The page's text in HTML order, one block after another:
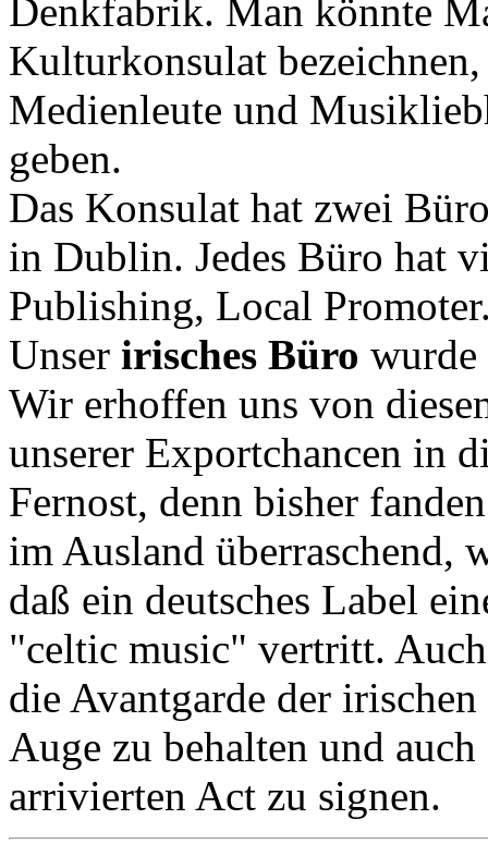
Denkfabrik. Man könnte
Kulturkonsulat
Medienleute und
geben.
Das Konsulat hat zwei
in Dublin. Jedes Büro hat
Publishing, Local
Unser irisches Büro
Wir erhoffen uns von
unserer Exportchancen in
Fernost, denn bisher
im Ausland überraschend,
daß ein deutsches Label
"celtic music" vertritt.
die Avantgarde der
Auge zu behalten und
arrivierten Act zu signen.